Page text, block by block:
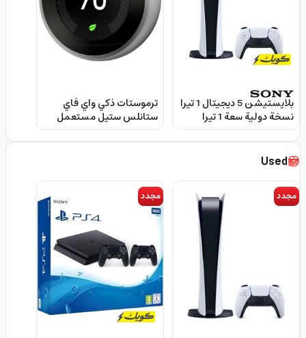
بلايستيشن 5 ديجيتال 1 تيرا
نسخة دولية سعة 1 تيرا
باللون الابيض من سوني
Sony Playstation 5 Digital
Console 1TB
ترموستات ذكي واي فاي
ستانلس ستيل مستعمل
نيست Nest Learning
Thermostat 3rd
Used
مجدد مجدد